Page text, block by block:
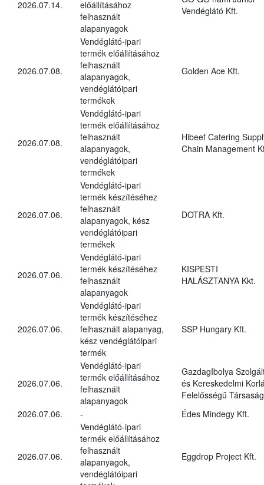
2026.07.14.
előállításához
felhasznált
alapanyagok
Vendéglátó Kft.
2026.07.08.
Vendéglátó-ipari
termék előállításához
felhasznált
alapanyagok,
vendéglátóipari
termékek
Golden Ace Kft.
2026.07.08.
Vendéglátó-ipari
termék előállításához
felhasznált
alapanyagok,
vendéglátóipari
termékek
Hibeef Catering
Chain Management
2026.07.06.
Vendéglátó-ipari
termék készítéséhez
felhasznált
alapanyagok, kész
vendéglátóipari
termékek
DOTRA Kft.
2026.07.06.
Vendéglátó-ipari
termék készítéséhez
felhasznált
alapanyagok
KISPESTI
HALÁSZTANYA Kkt.
2026.07.06.
Vendéglátó-ipari
termék készítéséhez
felhasznált alapanyag,
kész vendéglátóipari
termék
SSP Hungary Kft.
2026.07.06.
Vendéglátó-ipari
termék előállításához
felhasznált
alapanyagok
GazdagIbolya
és Kereskedelmi
Felelősségű Társaság
2026.07.06.
- Édes Mindegy Kft.
2026.07.06.
Vendéglátó-ipari
termék előállításához
felhasznált
alapanyagok,
vendéglátóipari
Eggdrop Project Kft.